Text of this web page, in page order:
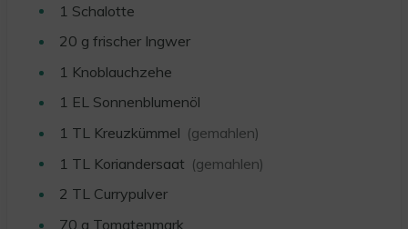
1 Schalotte
20 g frischer Ingwer
1 Knoblauchzehe
1 EL Sonnenblumenöl
1 TL Kreuzkümmel (gemahlen)
1 TL Koriandersaat (gemahlen)
2 TL Currypulver
70 g Tomatenmark